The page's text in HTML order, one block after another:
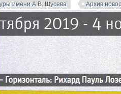
имени А.В. Щусева Архив